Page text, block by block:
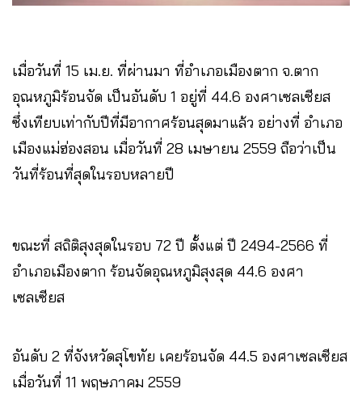
เมื่อวันที่ 15 เม.ย. ที่ผ่านมา ที่อำเภอเมืองตาก จ.ตาก
อุณหภูมิร้อนจัด เป็นอันดับ 1 อยู่ที่ 44.6 องศาเซลเซียส
ซึ่งเทียบเท่ากับปีที่มีอากาศร้อนสุดมาแล้ว อย่างที่ อำเภอ
เมืองแม่ฮ่องสอน เมื่อวันที่ 28 เมษายน 2559 ถือว่าเป็น
วันที่ร้อนที่สุดในรอบหลายปี
ขณะที่ สถิติสุงสุดในรอบ 72 ปี ตั้งแต่ ปี 2494-2566 ที่
อำเภอเมืองตาก ร้อนจัดอุณหภูมิสุงสุด 44.6 องศา
เซลเซียส
อันดับ 2 ที่จังหวัดสุโขทัย เคยร้อนจัด 44.5 องศาเซลเซียส
เมื่อวันที่ 11 พฤษภาคม 2559